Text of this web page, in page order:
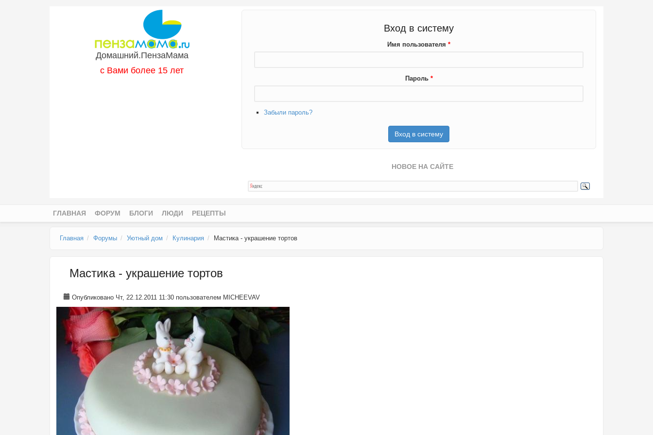
Домашний.ПензаМама
с Вами более 15 лет
Вход в систему
Имя пользователя *
Пароль *
Забыли пароль?
НОВОЕ НА САЙТЕ
ГЛАВНАЯ ФОРУМ БЛОГИ ЛЮДИ РЕЦЕПТЫ
Главная Форумы Уютный дом Кулинария Мастика - украшение тортов
Мастика - украшение тортов
Опубликовано Чт, 22.12.2011 11:30 пользователем MICHEEVAV